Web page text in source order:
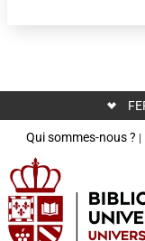
Qui sommes-nous ? |